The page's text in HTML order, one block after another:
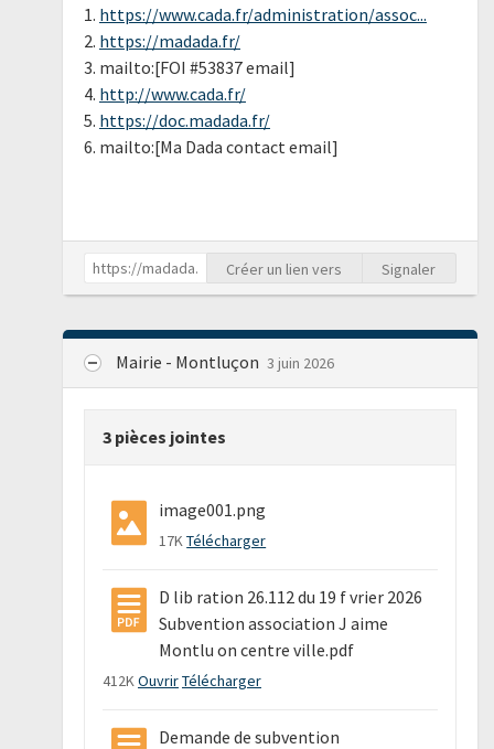
1. https://www.cada.fr/administration/assoc...
2. https://madada.fr/
3. mailto:[FOI #53837 email]
4. http://www.cada.fr/
5. https://doc.madada.fr/
6. mailto:[Ma Dada contact email]
Créer un lien vers Signaler
Mairie - Montluçon 3 juin 2026
3 pièces jointes
image001.png
17KTélécharger
D lib ration 26.112 du 19 f vrier 2026
Subvention association J aime
Montlu on centre ville.pdf
412KOuvrirTélécharger
Demande de subvention